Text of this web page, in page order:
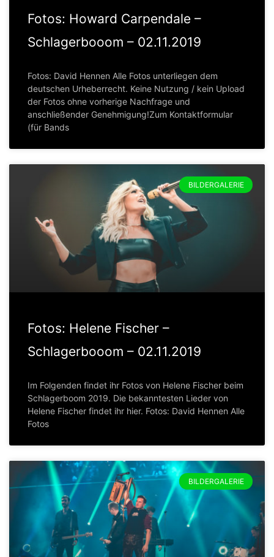
Fotos: Howard Carpendale –
Schlagerbooom – 02.11.2019
Fotos: David Hennen Alle Fotos unterliegen dem
deutschen Urheberrecht. Keine Nutzung / kein Upload
der Fotos ohne vorherige Nachfrage und
anschließender Genehmigung!Zum Kontaktformular
(für Bands
BILDERGALERIE
Fotos: Helene Fischer –
Schlagerbooom – 02.11.2019
Im Folgenden findet ihr Fotos von Helene Fischer beim
Schlagerboom 2019. Die bekanntesten Lieder von
Helene Fischer findet ihr hier. Fotos: David Hennen Alle
Fotos
BILDERGALERIE